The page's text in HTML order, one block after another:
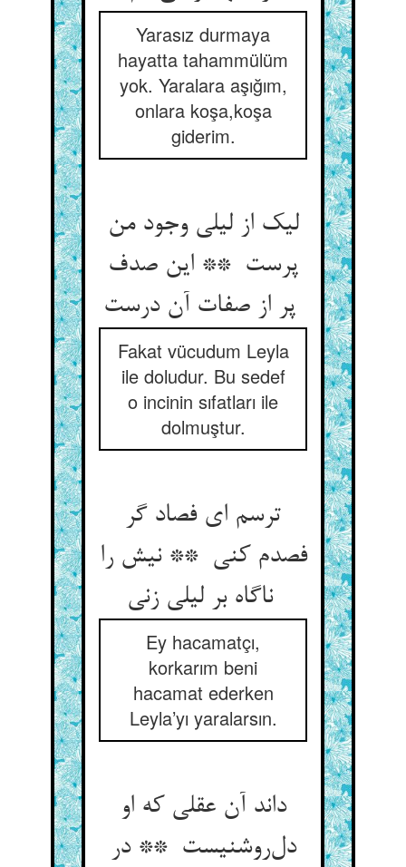
Yarasız durmaya
hayatta tahammülüm
yok. Yaralara aşığım,
onlara koşa,koşa
giderim.
لیک از لیلی وجود من
پرست ** این صدف
Fakat vücudum Leyla
ile doludur. Bu sedef
o incinin sıfatları ile
dolmuştur.
ترسم ای فصاد گر
فصدم کنی ** نیش را
ناگاه بر لیلی زنی
Ey hacamatçı,
korkarım beni
hacamat ederken
Leyla’yı yaralarsın.
داند آن عقلی که او
دل‌روشنیست ** در